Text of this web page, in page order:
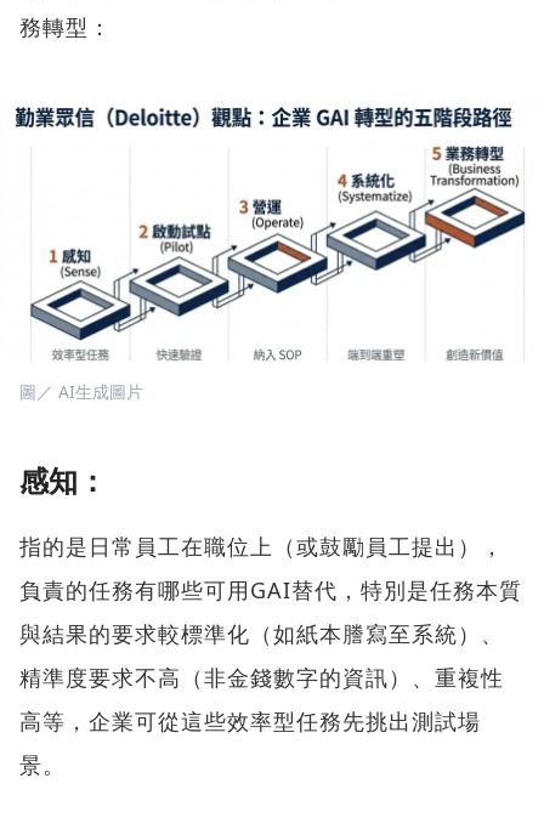
務轉型：
圖／ AI生成圖片
感知：
指的是日常員工在職位上（或鼓勵員工提出），
負責的任務有哪些可用GAI替代，特別是任務本質
與結果的要求較標準化（如紙本謄寫至系統）、
精準度要求不高（非金錢數字的資訊）、重複性
高等，企業可從這些效率型任務先挑出測試場
景。